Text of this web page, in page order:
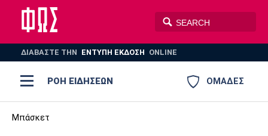
ΔΙΑΒΑΣΤΕ THN ΕΝΤΥΠΗ ΕΚΔΟΣΗ ONLINE
ΟΜΑΔΕΣ
ΡΟΗ ΕΙΔΗΣΕΩΝ
ΠΟΔΟΣΦΑΙΡΟ
Ποδόσφαιρο
Μπάσκετ